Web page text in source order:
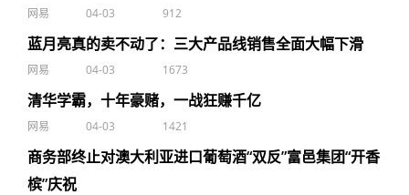
网易 04-03 912
蓝月亮真的卖不动了：三大产品线销售全面大幅下滑
网易 04-03 1673
清华学霸，十年豪赌，一战狂赚千亿
网易 04-03 1421
商务部终止对澳大利亚进口葡萄酒“双反”富邑集团“开香
槟”庆祝